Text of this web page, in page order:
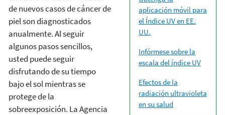
aplicación móvil para
el Índice UV en EE.
UU.
Infórmese sobre la
escala del índice UV
Efectos de la
radiación ultravioleta
en su salud
de nuevos casos de cáncer de
piel son diagnosticados
anualmente. Al seguir
algunos pasos sencillos,
usted puede seguir
disfrutando de su tiempo
bajo el sol mientras se
protege de la
sobreexposición. La Agencia